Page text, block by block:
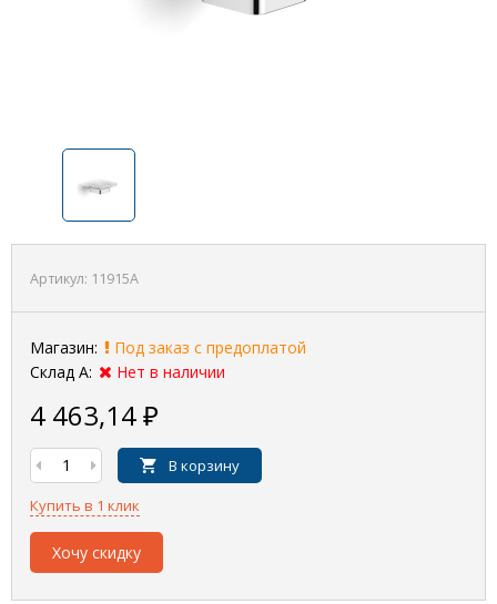
Артикул: 11915A
Магазин:
Под заказ с предоплатой
Склад А:
Нет в наличии
4 463,14₽
В корзину
Купить в 1 клик
Хочу скидку